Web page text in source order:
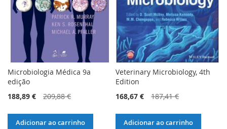
Microbiologia Médica 9a
edição
188,89 €
209,88 €
Adicionar ao carrinho
Veterinary Microbiology, 4th
Edition
168,67 €
187,41 €
Adicionar ao carrinho